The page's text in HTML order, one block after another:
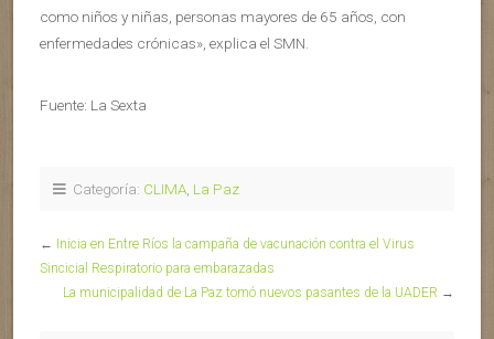
como niños y niñas, personas mayores de 65 años, con
enfermedades crónicas», explica el SMN.
Fuente: La Sexta
Categoría: CLIMA, La Paz
←
Inicia en Entre Ríos la campaña de vacunación contra el Virus
Sincicial Respiratorio para embarazadas
La municipalidad de La Paz tomó nuevos pasantes de la UADER →